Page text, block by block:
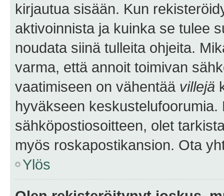
kirjautua sisään. Kun
aktivoinnista ja kuinka se tulee
noudata siinä tulleita ohjeita.
varma, että annoit toimivan
vaatimiseen on vähentää villejä
hyväkseen
sähköpostiosoitteen, olet
myös roskapostikansion. Ota
Ylös